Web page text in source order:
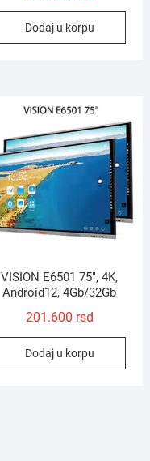
Dodaj u korpu
VISION E6501 75″, 4K,
Android12, 4Gb/32Gb
201.600 rsd
Dodaj u korpu